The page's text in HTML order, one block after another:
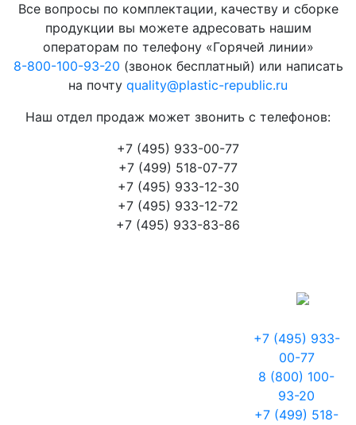
Все вопросы по комплектации, качеству и сборке
продукции вы можете адресовать нашим
операторам по телефону «Горячей линии»
8-800-100-93-20 (звонок бесплатный) или написать
на почту quality@plastic-republic.ru
Наш отдел продаж может звонить с телефонов:
+7 (495) 933-00-77
+7 (499) 518-07-77
+7 (495) 933-12-30
+7 (495) 933-12-72
+7 (495) 933-83-86
+7 (495) 933-
00-77
8 (800) 100-
93-20
+7 (499) 518-